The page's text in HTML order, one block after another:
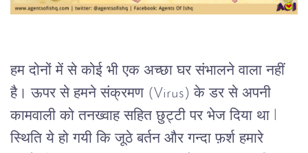
हम दोनों में से कोई भी एक अच्छा घर संभालने वाला नहीं
है। ऊपर से हमने संक्रमण (Virus) के डर से अपनी
कामवाली को तनख्वाह सहित छुट्टी पर भेज दिया था l
स्थिति ये हो गयी कि जूठे बर्तन और गन्दा फ़र्श हमारे